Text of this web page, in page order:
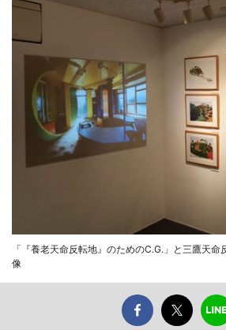
「『養老天命反転地』のためのC.G.」と三鷹天
像